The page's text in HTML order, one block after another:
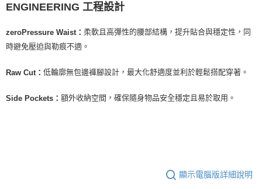
ENGINEERING 工程設計
zeroPressure Waist： 柔軟且高彈性的腰部結構，提升貼合與穩定性，同
時避免壓迫與勒痕不適。
Raw Cut： 低輪廓無包邊褲腳設計，最大化舒適度並利於輕鬆搭配穿著。
Side Pockets： 額外收納空間，確保隨身物品安全穩定且易於取用。
顯示電腦版詳細說明